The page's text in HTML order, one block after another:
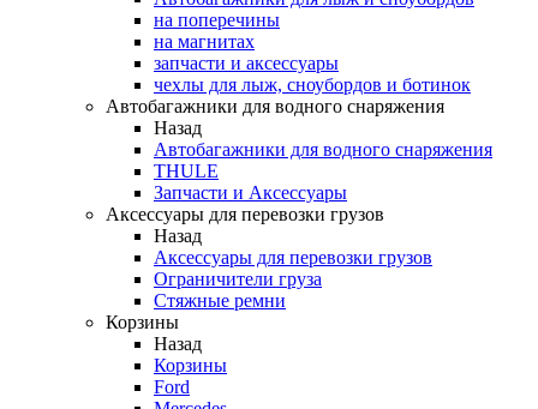
на поперечины
на магнитах
запчасти и аксессуары
чехлы для лыж, сноубордов и ботинок
Автобагажники для водного снаряжения
Назад
Автобагажники для водного снаряжения
THULE
Запчасти и Аксессуары
Аксессуары для перевозки грузов
Назад
Аксессуары для перевозки грузов
Ограничители груза
Стяжные ремни
Корзины
Назад
Корзины
Ford